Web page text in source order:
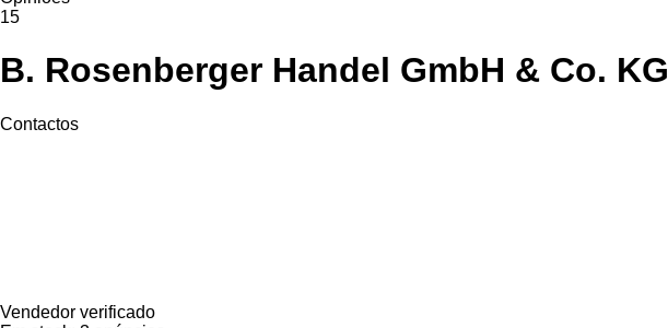
15
B. Rosenberger Handel GmbH & Co. KG
Contactos
Vendedor verificado